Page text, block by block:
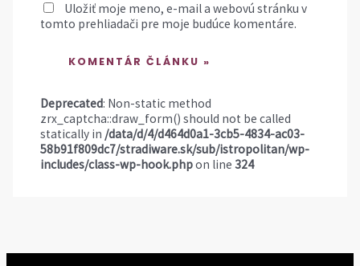
Uložiť moje meno, e-mail a webovú stránku v
tomto prehliadači pre moje budúce komentáre.
Deprecated: Non-static method
zrx_captcha::draw_form() should not be called
statically in /data/d/4/d464d0a1-3cb5-4834-ac03-
58b91f809dc7/stradiware.sk/sub/istropolitan/wp-
includes/class-wp-hook.phpon line 324